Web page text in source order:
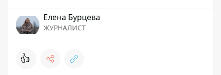
Елена Бурцева
ЖУРНАЛИСТ
👍